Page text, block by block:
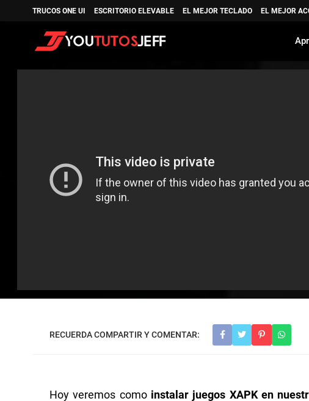
TRUCOS ONE UI ESCRITORIO ELEVABLE EL MEJOR TECLADO EL MEJOR
Hoy veremos como instalar juegos XAPK en